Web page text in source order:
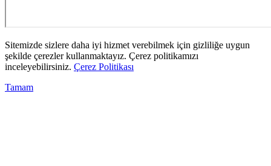
Sitemizde sizlere daha iyi hizmet verebilmek için gizliliğe uygun
şekilde çerezler kullanmaktayız. Çerez politikamızı
inceleyebilirsiniz. Çerez Politikası
Tamam